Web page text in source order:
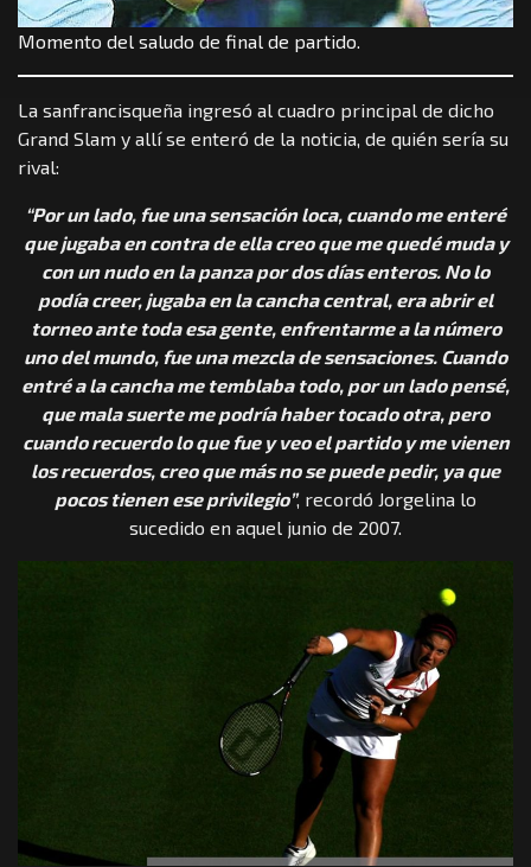
Momento del saludo de final de partido.
La sanfrancisqueña ingresó al cuadro principal de dicho
Grand Slam y allí se enteró de la noticia, de quién sería su
rival:
“Por un lado, fue una sensación loca, cuando me enteré
que jugaba en contra de ella creo que me quedé muda y
con un nudo en la panza por dos días enteros. No lo
podía creer, jugaba en la cancha central, era abrir el
torneo ante toda esa gente, enfrentarme a la número
uno del mundo, fue una mezcla de sensaciones. Cuando
entré a la cancha me temblaba todo, por un lado pensé,
que mala suerte me podría haber tocado otra, pero
cuando recuerdo lo que fue y veo el partido y me vienen
los recuerdos, creo que más no se puede pedir, ya que
pocos tienen ese privilegio”, recordó Jorgelina lo
sucedido en aquel junio de 2007.